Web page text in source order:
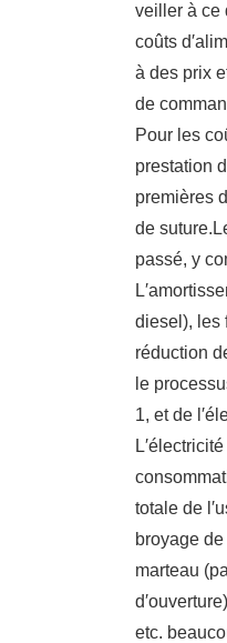
veiller à ce
coûts
à des prix
de
Pour les
prestation
premières
de
passé, y
diesel), les
réduction
le
1, et de
totale de
broyage
marteau
etc.